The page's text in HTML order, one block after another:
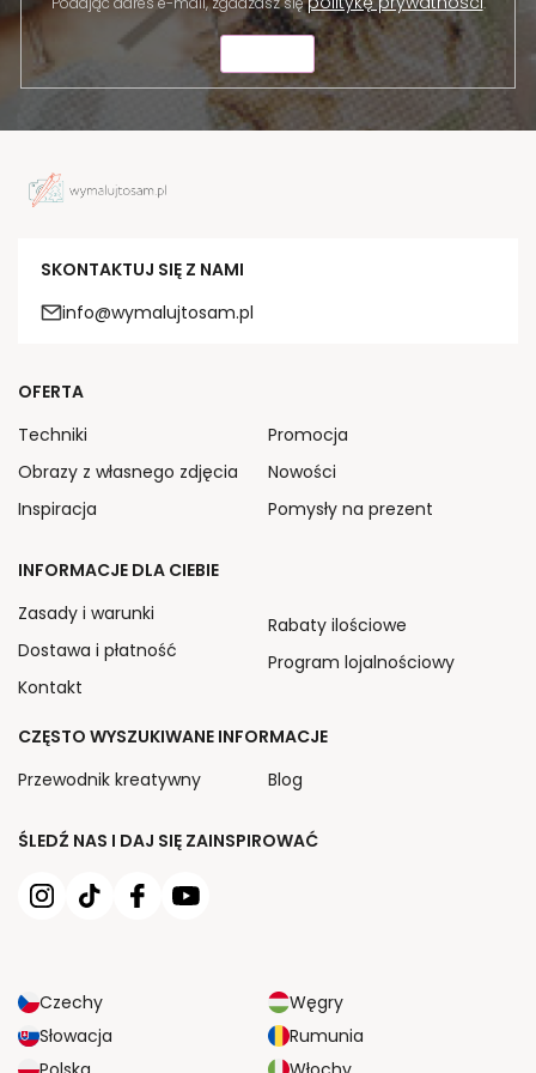
SKONTAKTUJ SIĘ Z NAMI
info@wymalujtosam.pl
ŚLEDŹ NAS I DAJ SIĘ ZAINSPIROWAĆ
Czechy
Węgry
Słowacja
Rumunia
OFERTA
Techniki
Obrazy z własnego zdjęcia
Inspiracja
Promocja
Nowości
Pomysły na prezent
INFORMACJE DLA CIEBIE
Zasady i warunki
Dostawa i płatność
Kontakt
Rabaty ilościowe
Program lojalnościowy
CZĘSTO WYSZUKIWANE INFORMACJE
Przewodnik kreatywny
Blog